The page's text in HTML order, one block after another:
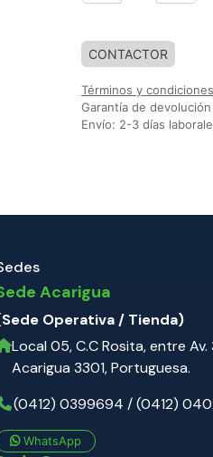
CONTACTOR
Términos y condiciones
Garantía de
Envío: 2-3 días
Acarigua
Operativa / Tienda)
Local 05, C.C Rosita, entre Av.
Acarigua 3301, Portuguesa.
(0412) 0399694 / (0412)
WhatsApp